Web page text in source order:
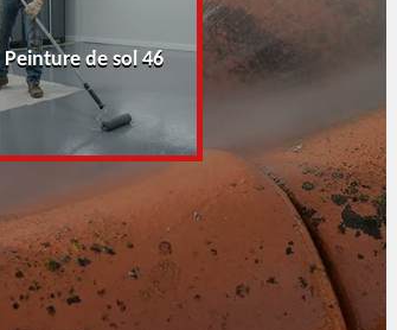
Peinture de sol 46
Peinture volets
persiennes 46